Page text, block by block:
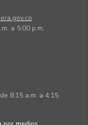
a 5:00 p.m.
8:15 a.m. a 4:15